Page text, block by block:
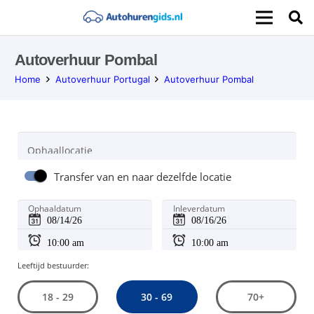
Autoverhuur Pombal
Home Autoverhuur Portugal Autoverhuur Pombal
Ophaallocatie
Transfer van en naar dezelfde locatie
Ophaaldatum Inleverdatum
Leeftijd bestuurder:
18 - 29 30 - 69 70+